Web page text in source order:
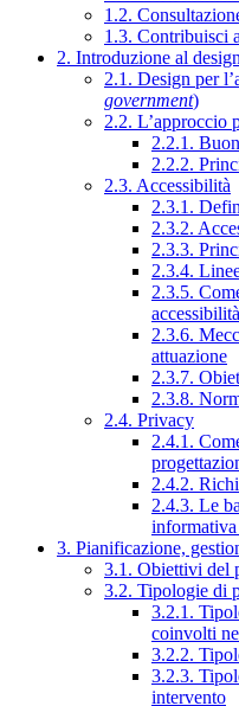
1.2.
1.3. Contribuisci
2. Introduzione al
2.1. Design per
government)
2.2. L’approccio
2.2.1.
2.2.2.
2.3. Accessibilità
2.3.1.
2.3.2.
2.3.3.
2.3.4.
2.3.5.
accessibilità
2.3.6.
attuazione
2.3.7.
2.3.8.
2.4. Privacy
2.4.1.
2.4.2.
2.4.3. Le
3. Pianificazione,
3.1. Obiettivi del
3.2. Tipologie di
3.2.1.
coinvolti
3.2.2.
3.2.3.
intervento